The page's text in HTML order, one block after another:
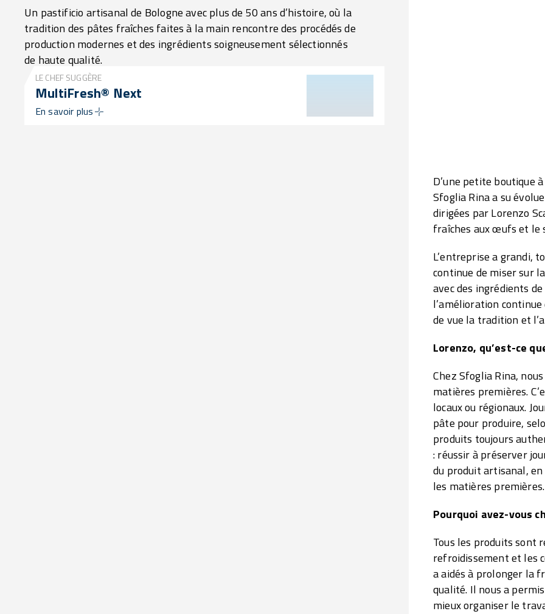
Un pastificio artisanal de Bologne avec plus de 50 ans d’histoire, où la
tradition des pâtes fraîches faites à la main rencontre des procédés de
production modernes et des ingrédients soigneusement sélectionnés
de haute qualité.
LE CHEF SUGGÈRE
MultiFresh® Next
En savoir plus
D’une petite boutique
Sfoglia Rina a su
dirigées par Lorenzo
fraîches aux œufs et le
L’entreprise a grandi,
continue de miser sur
avec des ingrédients
l’amélioration
de vue la tradition et
Lorenzo, qu’est-ce
Chez Sfoglia Rina,
matières premières.
locaux ou régionaux.
pâte pour produire,
produits toujours
: réussir à préserver
du produit artisanal,
les matières premières.
Pourquoi avez-vous
Tous les produits sont
refroidissement et les
a aidés à prolonger la
qualité. Il nous a
mieux organiser le